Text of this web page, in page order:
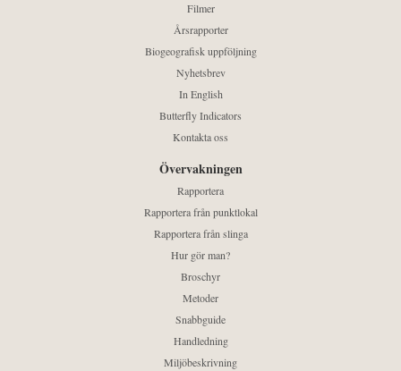
Filmer
Årsrapporter
Biogeografisk uppföljning
Nyhetsbrev
In English
Butterfly Indicators
Kontakta oss
Övervakningen
Rapportera
Rapportera från punktlokal
Rapportera från slinga
Hur gör man?
Broschyr
Metoder
Snabbguide
Handledning
Miljöbeskrivning